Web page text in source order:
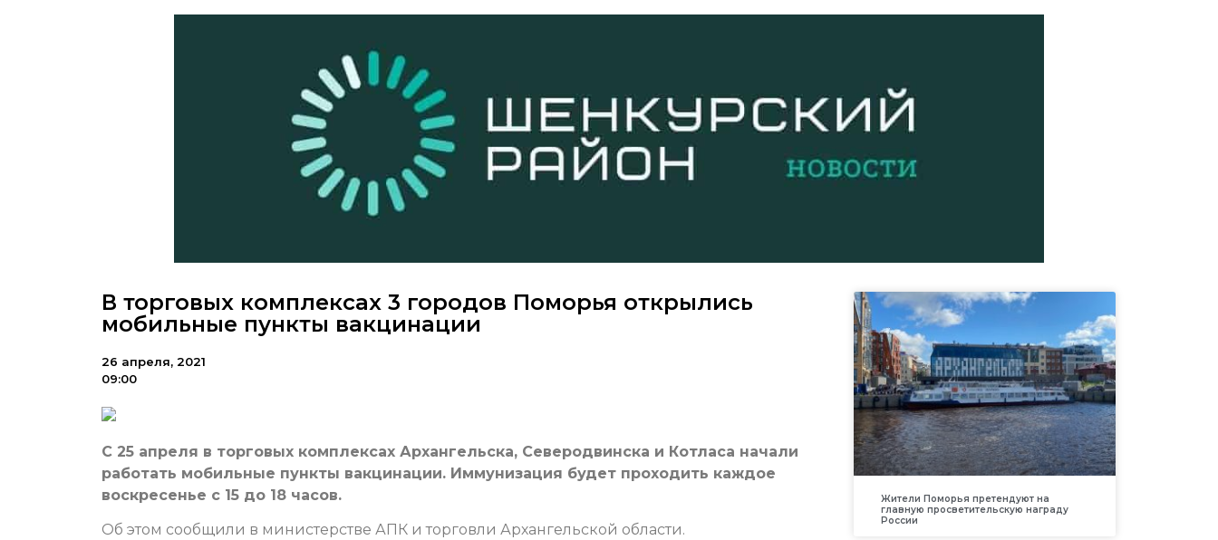
В торговых комплексах 3 городов Поморья открылись
мобильные пункты вакцинации
26 апреля, 2021
09:00
С 25 апреля в торговых комплексах Архангельска, Северодвинска и Котласа начали
работать мобильные пункты вакцинации. Иммунизация будет проходить каждое
воскресенье с 15 до 18 часов.
Об этом сообщили в министерстве АПК и торговли Архангельской области.
Жители Поморья претендуют на
главную просветительскую награду
России